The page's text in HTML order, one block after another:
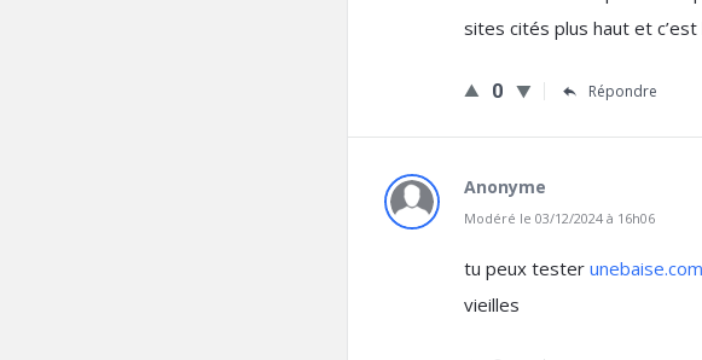
sites cités plus haut et
0 Répondre
Anonyme
Modéré le 03/12/2024 à 16h06
tu peux tester unebaise.com
vieilles